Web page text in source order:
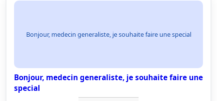
Bonjour, medecin generaliste, je souhaite faire une special
Bonjour, medecin generaliste, je souhaite faire une
special